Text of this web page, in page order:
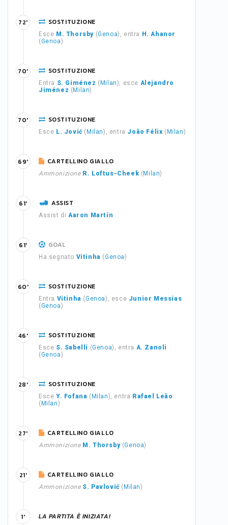
SOSTITUZIONE
Esce M. Thorsby (Genoa), entra
H. Ahanor
(Genoa)
72'
SOSTITUZIONE
Entra S. Giménez ( Milan), esce Alejandro
Jiménez ( Milan)
70'
SOSTITUZIONE
Esce L. Jović ( Milan), entra João Félix ( Milan)
70'
CARTELLINO GIALLO
Ammonizione R. Loftus-Cheek ( Milan)
69'
ASSIST
Assist di Aaron Martín
61'
GOAL
Ha segnato Vitinha (Genoa)
61'
SOSTITUZIONE
Entra Vitinha (Genoa), esce Junior Messias
(Genoa)
60'
SOSTITUZIONE
Esce S. Sabelli (Genoa), entra A. Zanoli
(Genoa)
46'
SOSTITUZIONE
Esce Y. Fofana ( Milan), entra Rafael Leão
( Milan)
28'
CARTELLINO GIALLO
Ammonizione M. Thorsby(Genoa)
27'
CARTELLINO GIALLO
Ammonizione S. Pavlović ( Milan)
21'
LA PARTITA È INIZIATA!
1'